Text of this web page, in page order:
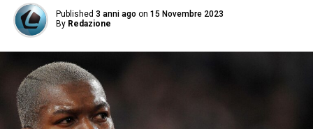
Published 3 anni ago on 15 Novembre 2023
By Redazione